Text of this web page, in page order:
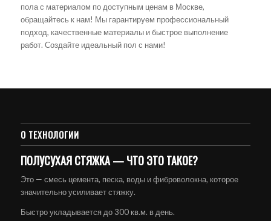
пола с материалом по доступным ценам в Москве,
обращайтесь к нам! Мы гарантируем профессиональный
подход, качественные материалы и быстрое выполнение
работ. Создайте идеальный пол с нами!
О ТЕХНОЛОГИИ
ПОЛУСУХАЯ СТЯЖКА — ЧТО ЭТО ТАКОЕ?
Это — смесь цемента, песка, воды и фиброволокна, которое
значительно усиливает стяжку.
Быстро укладывается до 300 кв.м. в день.